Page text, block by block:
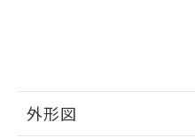
外形図
品・サービス